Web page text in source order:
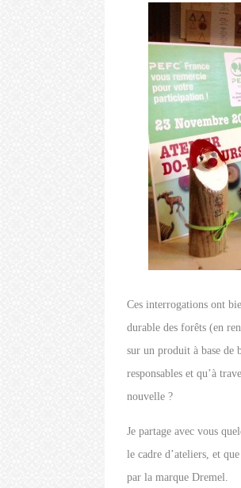
Ces interrogations ont
durable des forêts (en
sur un produit à base de
responsables et qu’à
nouvelle ?
Je partage avec vous
le cadre d’ateliers, et
par la marque Dremel.